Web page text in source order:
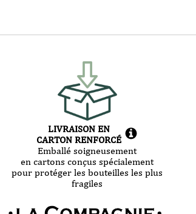
LIVRAISON EN
CARTON RENFORCÉ
Emballé soigneusement
en cartons conçus spécialement
pour protéger les bouteilles les plus
fragiles